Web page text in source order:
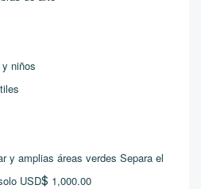
niños
y amplias áreas verdes Separa el
USD$ 1,000.00